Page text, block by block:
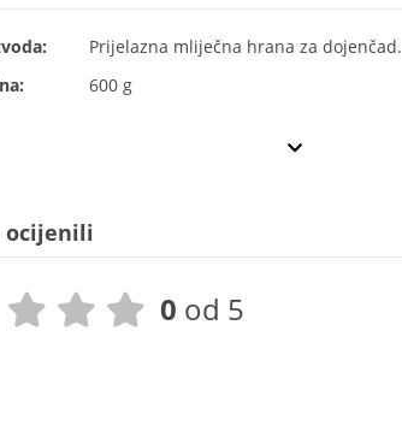
Prijelazna mliječna hrana za dojenčad.
600 g
ocijenili
0 od 5